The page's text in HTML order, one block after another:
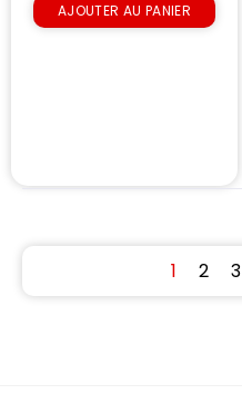
AJOUTER AU PANIER
1 2 3